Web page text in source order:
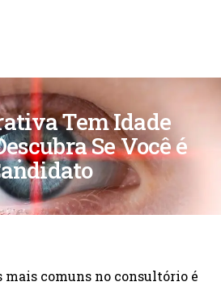
Tem Idade
Se Você é
mais comuns no consultório é